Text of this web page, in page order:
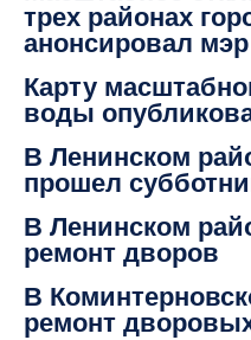
трех районах
анонсировал
Карту
воды
В Ленинском
прошел
В Ленинском
ремонт дворов
В
ремонт